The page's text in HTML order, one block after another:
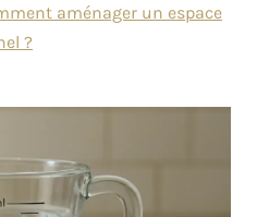
aménager un espace
?